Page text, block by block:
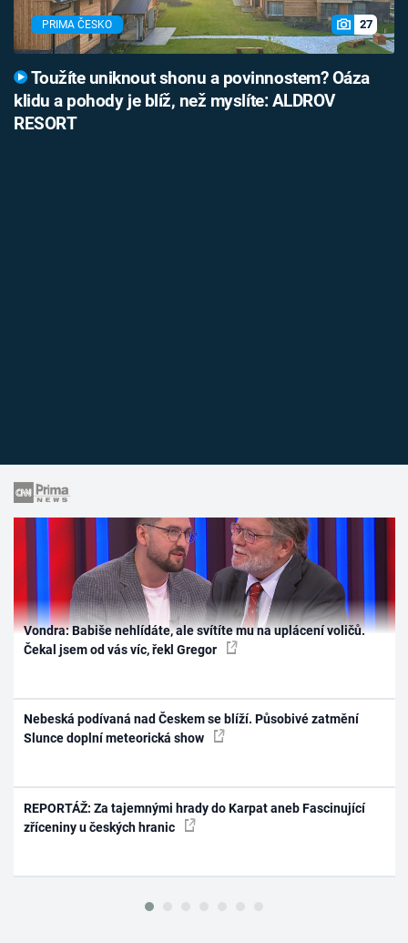
PRIMA ČESKO 27
Toužíte uniknout shonu a povinnostem? Oáza
klidu a pohody je blíž, než myslíte: ALDROV
RESORT
Vondra: Babiše nehlídáte, ale svítíte mu na uplácení voličů.
Čekal jsem od vás víc, řekl Gregor
Nebeská podívaná nad Českem se blíží. Působivé zatmění
Slunce doplní meteorická show
REPORTÁŽ: Za tajemnými hrady do Karpat aneb Fascinující
zříceniny u českých hranic